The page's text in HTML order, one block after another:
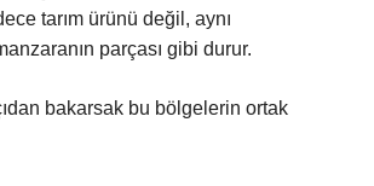
tarım ürünü değil, aynı
parçası gibi durur.
bakarsak bu bölgelerin ortak